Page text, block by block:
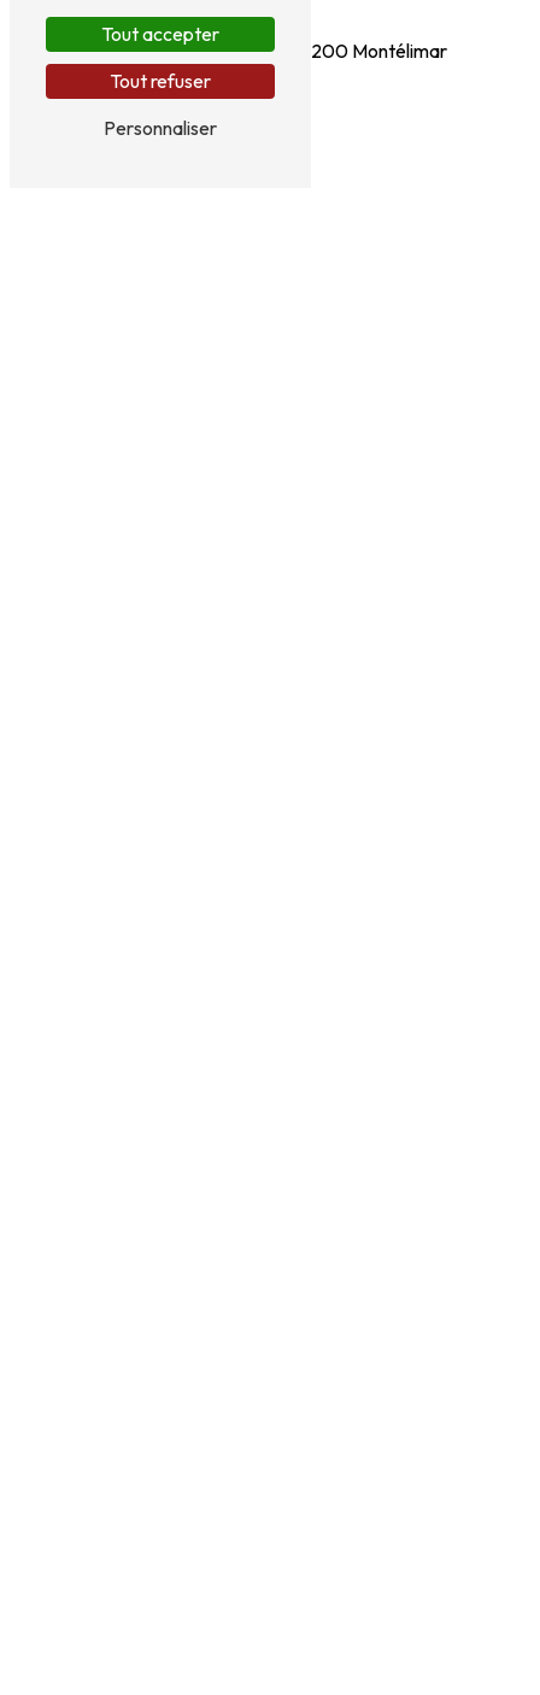
Adresse
1 Rue de l'Abbe Moutier
26200 Montélimar
Tout accepter
Tout refuser
Personnaliser